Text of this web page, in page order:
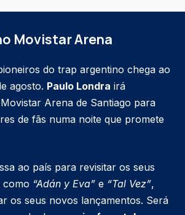
Movistar Arena
do trap argentino chega ao
agosto. Paulo Londra irá
Arena de Santiago para
de fãs numa noite que promete
ao país para revisitar os seus
como “Adán y Eva” e “Tal Vez”,
os seus novos lançamentos. Será